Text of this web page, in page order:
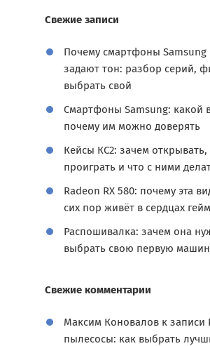
Свежие записи
Почему смартфоны Samsung
задают тон: разбор серий,
выбрать свой
Смартфоны Samsung: какой
почему им можно доверять
Кейсы КС2: зачем открывать,
проиграть и что с ними
Radeon RX 580: почему эта
сих пор живёт в сердцах
Распошивалка: зачем она
выбрать свою первую
Свежие комментарии
Максим Коновалов к записи
пылесосы: как выбрать